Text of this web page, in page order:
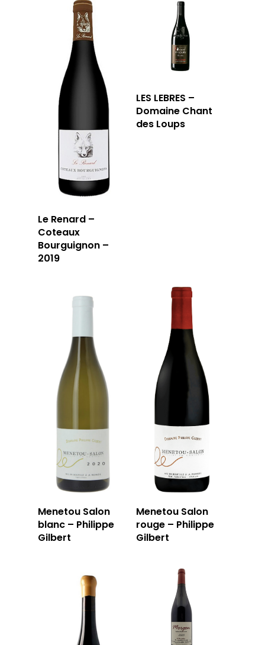
Le Renard –
Coteaux
Bourguignon –
2019
LES LEBRES –
Domaine Chant
des Loups
Menetou Salon
blanc – Philippe
Gilbert
Menetou Salon
rouge – Philippe
Gilbert